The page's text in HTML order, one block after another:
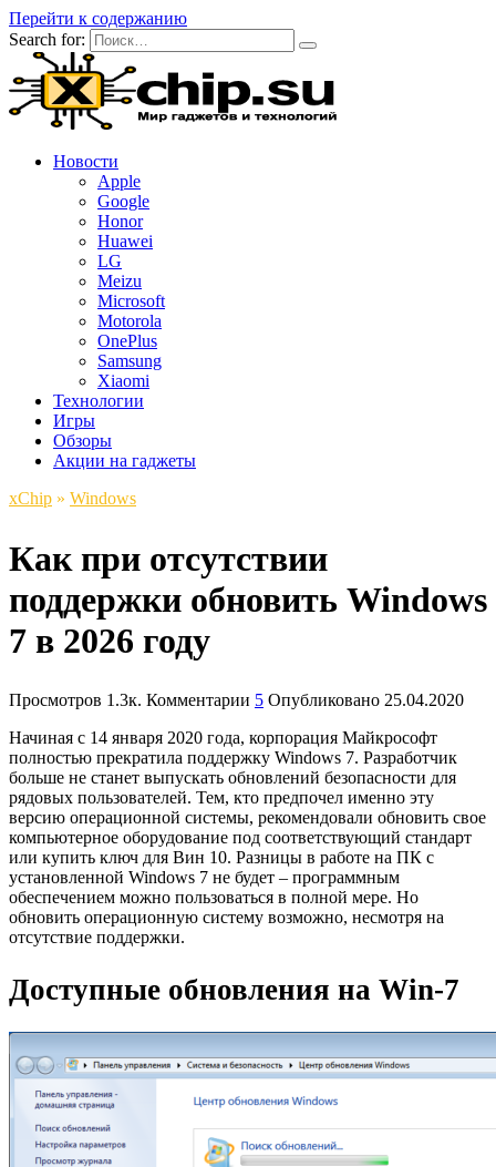
Перейти к содержанию
Search for:
Новости
Apple
Google
Honor
Huawei
LG
Meizu
Microsoft
Motorola
OnePlus
Samsung
Xiaomi
Технологии
Игры
Обзоры
Акции на гаджеты
xСhip » Windows
Как при отсутствии
поддержки обновить Windows
7 в 2026 году
Просмотров 1.3к. Комментарии 5 Опубликовано 25.04.2020
Начиная с 14 января 2020 года, корпорация Майкрософт
полностью прекратила поддержку Windows 7. Разработчик
больше не станет выпускать обновлений безопасности для
рядовых пользователей. Тем, кто предпочел именно эту
версию операционной системы, рекомендовали обновить свое
компьютерное оборудование под соответствующий стандарт
или купить ключ для Вин 10. Разницы в работе на ПК с
установленной Windows 7 не будет – программным
обеспечением можно пользоваться в полной мере. Но
обновить операционную систему возможно, несмотря на
отсутствие поддержки.
Доступные обновления на Win-7